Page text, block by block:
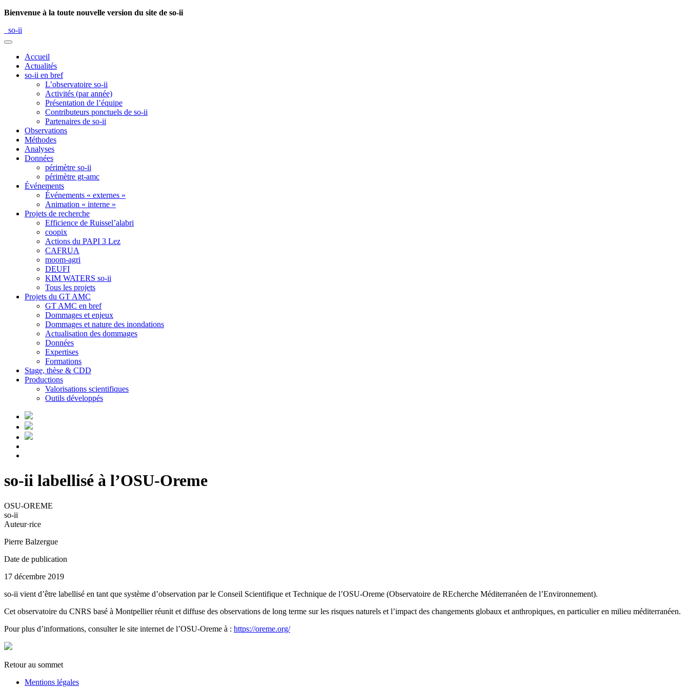
Bienvenue à la toute nouvelle version du site de so-ii
so-ii
Accueil
Actualités
so-ii en bref
L’observatoire so-ii
Activités (par année)
Présentation de l’équipe
Contributeurs ponctuels de so-ii
Partenaires de so-ii
Observations
Méthodes
Analyses
Données
périmètre so-ii
périmètre gt-amc
Événements
Événements « externes »
Animation « interne »
Projets de recherche
Efficience de Ruissel’alabri
coopix
Actions du PAPI 3 Lez
CAFRUA
moom-agri
DEUFI
KIM WATERS so-ii
Tous les projets
Projets du GT AMC
GT AMC en bref
Dommages et enjeux
Dommages et nature des inondations
Actualisation des dommages
Données
Expertises
Formations
Stage, thèse & CDD
Productions
Valorisations scientifiques
Outils développés
so-ii labellisé à l’OSU-Oreme
OSU-OREME
so-ii
Auteur·rice
Pierre Balzergue
Date de publication
17 décembre 2019
so-ii vient d’être labellisé en tant que système d’observation par le Conseil Scientifique et Technique de l’OSU-Oreme (Observatoire de REcherche Méditerranéen de l’Environnement).
Cet observatoire du CNRS basé à Montpellier réunit et diffuse des observations de long terme sur les risques naturels et l’impact des changements globaux et anthropiques, en particulier en milieu méditerranéen.
Pour plus d’informations, consulter le site internet de l’OSU-Oreme à : https://oreme.org/
Retour au sommet
Mentions légales